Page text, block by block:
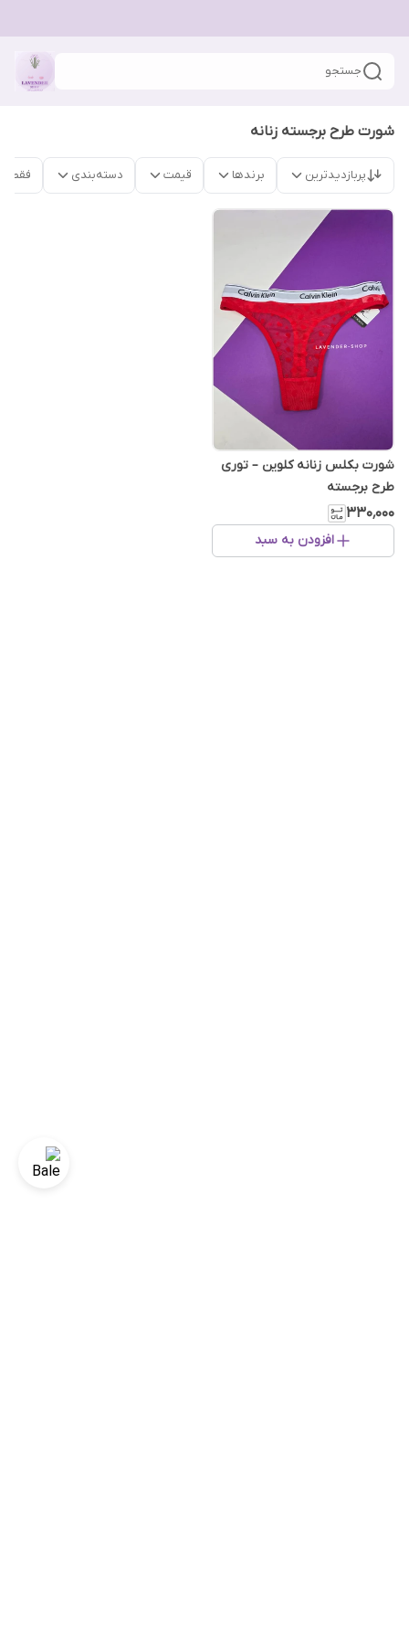
جستجو
شورت طرح برجسته زنانه
پربازدیدترین برندها قیمت دسته‌بندی فقط
شورت بکلس زنانه کلوین – توری
طرح برجسته
۳۳۰٬۰۰۰
افزودن به سبد